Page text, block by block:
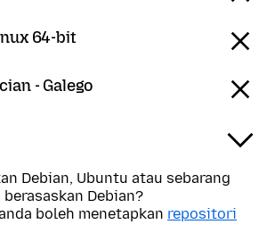
64-bit
- Galego
Debian, Ubuntu atau sebarang
berasaskan Debian?
boleh menetapkan repositori